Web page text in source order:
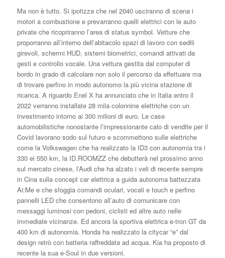
Ma non è tutto. Si ipotizza che nel 2040 usciranno di scena i
motori a combustione e prevarranno quelli elettrici con le auto
private che ricopriranno l’area di status symbol. Vetture che
proporranno all’interno dell’abitacolo spazi di lavoro con sedili
girevoli, schermi HUD, sistemi biometrici, comandi attivati da
gesti e controllo vocale. Una vettura gestita dal computer di
bordo in grado di calcolare non solo il percorso da effettuare ma
di trovare perfino in modo autonomo la più vicina stazione di
ricarica. A riguardo Enel X ha annunciato che in Italia entro il
2022 verranno installate 28 mila colonnine elettriche con un
investimento intorno ai 300 milioni di euro. Le case
automobilistiche nonostante l’impressionante calo di vendite per il
Covid lavorano sodo sul futuro e scommettono sulle elettriche
come la Volkswagen che ha realizzato la ID3 con autonomia tra i
330 ei 550 km, la ID.ROOMZZ che debutterà nel prossimo anno
sul mercato cinese, l’Audi che ha alzato i veli di recente sempre
in Cina sulla concept car elettrica a guida autonoma battezzata
Ai:Me e che sfoggia comandi oculari, vocali e touch e perfino
pannelli LED che consentono all’auto di comunicare con
messaggi luminosi con pedoni, ciclisti ed altre auto nelle
immediate vicinanze. Ed ancora la sportiva elettrica e-tron GT da
400 km di autonomia. Honda ha realizzato la citycar “e” dal
design retrò con batteria raffreddata ad acqua. Kia ha proposto di
recente la sua e-Soul in due versioni.